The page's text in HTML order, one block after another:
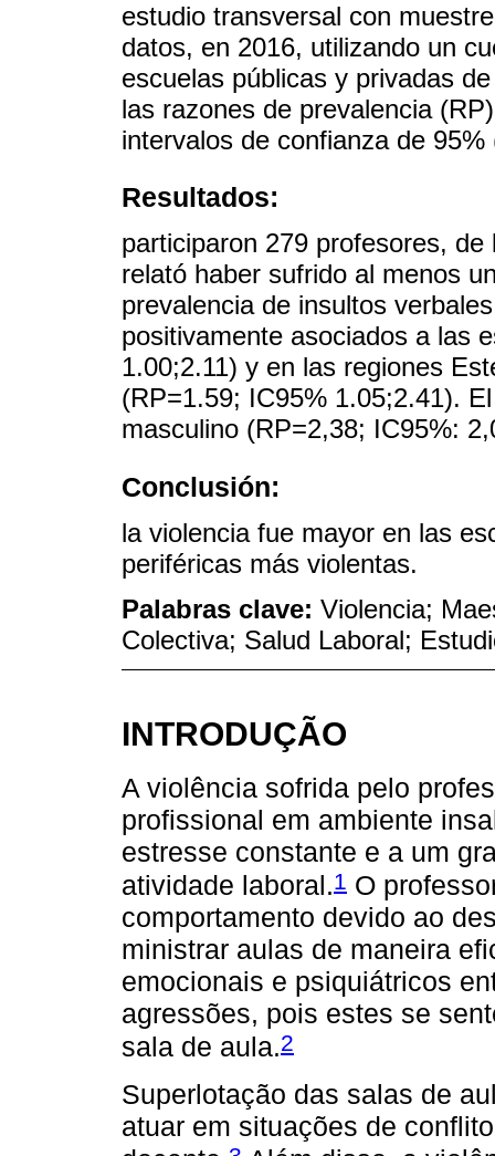
estudio transversal con
datos, en 2016, utilizando un
escuelas públicas y privadas
las razones de prevalencia
intervalos de confianza de 95%
Resultados:
participaron 279 profesores,
relató haber sufrido al menos
prevalencia de insultos
positivamente asociados a las
1.00;2.11) y en las regiones
(RP=1.59; IC95% 1.05;2.41).
masculino (RP=2,38; IC95%:
Conclusión:
la violencia fue mayor en las
periféricas más violentas.
Palabras clave: Violencia;
Colectiva; Salud Laboral;
INTRODUÇÃO
A violência sofrida pelo
profissional em ambiente
estresse constante e a um
atividade laboral.1 O
comportamento devido ao
ministrar aulas de maneira
emocionais e psiquiátricos
agressões, pois estes se
sala de aula.2
Superlotação das salas de
atuar em situações de